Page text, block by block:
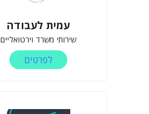
עמית לעבודה
שירותי משרד וירטואליים
לפרטים